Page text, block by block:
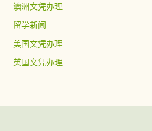
澳洲文凭办理
留学新闻
美国文凭办理
英国文凭办理